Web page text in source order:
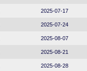
2025-07-17
2025-07-24
2025-08-07
2025-08-21
2025-08-28